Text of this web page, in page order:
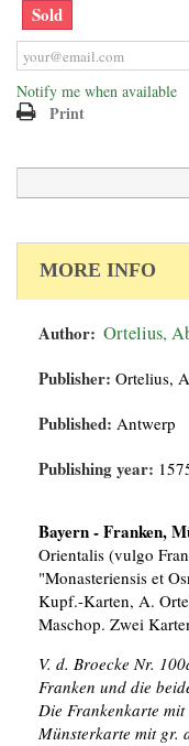
Sold
Notify me when available
Print
MORE INFO
Author: Ortelius,
Publisher: Ortelius,
Published: Antwerp
Publishing year:
Bayern - Franken,
Orientalis (vulgo
"Monasteriensis et
Kupf.-Karten, A.
Maschop. Zwei
V. d. Broecke Nr.
Franken und die
Die Frankenkarte
Münsterkarte mit gr.